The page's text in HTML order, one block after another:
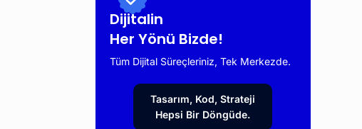
Dijitalin
Her Yönü Bizde!
Tüm Dijital Süreçleriniz, Tek Merkezde.
Tasarım, Kod, Strateji
Hepsi Bir Döngüde.